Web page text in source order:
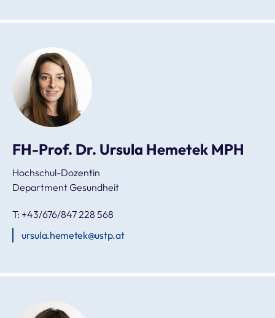
FH-Prof. Dr. Ursula Hemetek MPH
Hochschul-Dozentin
Department Gesundheit
T: +43/676/847 228 568
ursula.hemetek@ustp.at